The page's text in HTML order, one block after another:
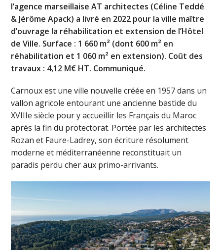
l’agence marseillaise AT architectes (Céline Teddé
& Jérôme Apack) a livré en 2022 pour la ville maître
d’ouvrage la réhabilitation et extension de l’Hôtel
de Ville. Surface : 1 660 m² (dont 600 m² en
réhabilitation et 1 060 m² en extension). Coût des
travaux : 4,12 M€ HT. Communiqué.
Carnoux est une ville nouvelle créée en 1957 dans un
vallon agricole entourant une ancienne bastide du
XVIIIe siècle pour y accueillir les Français du Maroc
après la fin du protectorat. Portée par les architectes
Rozan et Faure-Ladrey, son écriture résolument
moderne et méditerranéenne reconstituait un
paradis perdu cher aux primo-arrivants.